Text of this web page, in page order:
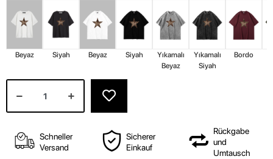
Beyaz Siyah Beyaz Siyah
Yıkamalı
Beyaz
Yıkamalı
Siyah
Bordo
Schneller
Versand
Sicherer
Einkauf
Rückgabe
und
Umtausch